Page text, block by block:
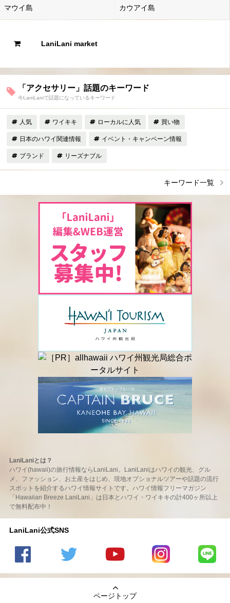
マウイ島 カウアイ島
LaniLani market
「アクセサリー」話題のキーワード
今LaniLaniで話題になっているキーワード
人気 ワイキキ ローカルに人気 買い物
日本のハワイ関連情報 イベント・キャンペーン情報
ブランド リーズナブル
キーワード一覧
LaniLaniとは？
ハワイ(hawaii)の旅行情報ならLaniLani。LaniLaniはハワイの観光、グル
メ、ファッション、お土産をはじめ、現地オプショナルツアーや話題の流行
スポットを紹介するハワイ情報サイトです。ハワイ情報フリーマガジン
「Hawaiian Breeze LaniLani」は日本とハワイ・ワイキキの計400ヶ所以上
で無料配布中！
LaniLani公式SNS
の
のtwitter
の
Youtube
ページトップ